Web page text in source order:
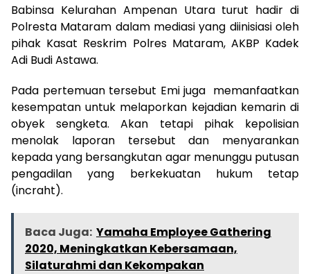
Babinsa Kelurahan Ampenan Utara turut hadir di
Polresta Mataram dalam mediasi yang diinisiasi oleh
pihak Kasat Reskrim Polres Mataram, AKBP Kadek
Adi Budi Astawa.
Pada pertemuan tersebut Emi juga memanfaatkan
kesempatan untuk melaporkan kejadian kemarin di
obyek sengketa. Akan tetapi pihak kepolisian
menolak laporan tersebut dan menyarankan
kepada yang bersangkutan agar menunggu putusan
pengadilan yang berkekuatan hukum tetap
(incraht).
Baca Juga: Yamaha Employee Gathering
2020, Meningkatkan Kebersamaan,
Silaturahmi dan Kekompakan